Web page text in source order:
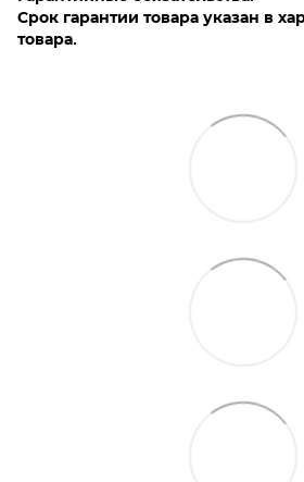
Срок гарантии товара указан в
товара.